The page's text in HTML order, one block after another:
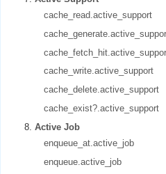
cache_read.active_support
cache_write.active_support
cache_delete.active_support
cache_exist?.active_support
Active Job
enqueue_at.active_job
enqueue.active_job